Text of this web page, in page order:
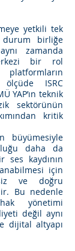
yetkili tek
durum birliğe
zamanda
bir rol
platformların
ISRC
YAP’ın teknik
sektörünün
kritik
büyümesiyle
daha da
kaydının
için
ve doğru
Bu nedenle
yönetimi
değil aynı
dijital altyapı